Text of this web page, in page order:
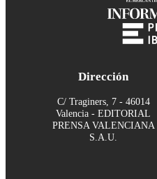
Dirección
C/ Traginers, 7 - 46014
Valencia - EDITORIAL
PRENSA VALENCIANA
S.A.U.